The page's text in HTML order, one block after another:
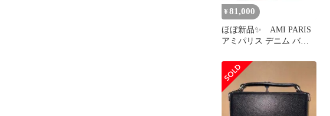
¥ 81,000
ほぼ新品✨ AMI PARIS
アミパリス デニム バッ